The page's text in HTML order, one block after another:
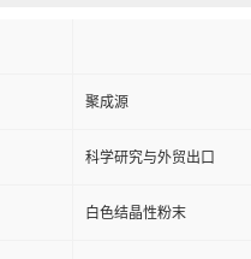
聚成源
科学研究与外贸出口
白色结晶性粉末